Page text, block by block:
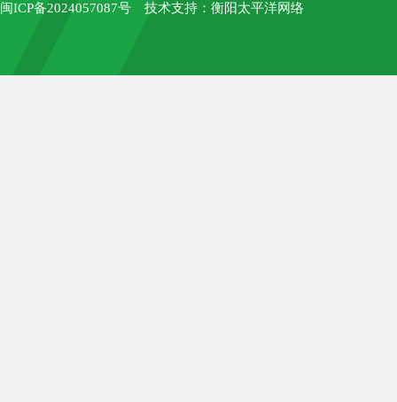
闽ICP备2024057087号 技术支持： 衡阳太平洋网络